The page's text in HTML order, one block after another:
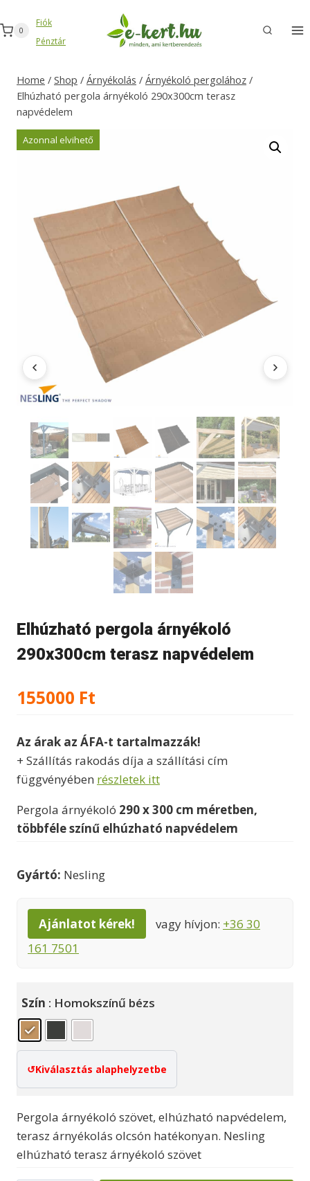
to
content
0
Fiók
Pénztár
Home / Shop / Árnyékolás / Árnyékoló pergolához /
Elhúzható pergola árnyékoló 290x300cm terasz
napvédelem
Azonnal elvihető
Elhúzható pergola árnyékoló
290x300cm terasz napvédelem
155000 Ft
Az árak az ÁFA-t tartalmazzák!
+ Szállítás rakodás díja a szállítási cím
függvényében részletek itt
Pergola árnyékoló 290 x 300 cm méretben,
többféle színű elhúzható napvédelem
Gyártó: Nesling
Ajánlatot kérek! vagy hívjon: +36 30
161 7501
Szín : Homokszínű bézs
Kiválasztás alaphelyzetbe
Pergola árnyékoló szövet, elhúzható napvédelem,
terasz árnyékolás olcsón hatékonyan. Nesling
elhúzható terasz árnyékoló szövet